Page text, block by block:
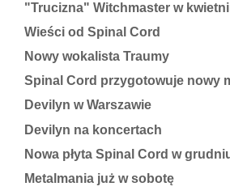
"Trucizna" Witchmaster w
Wieści od Spinal Cord
Nowy wokalista Traumy
Spinal Cord przygotowuje nowy
Devilyn w Warszawie
Devilyn na koncertach
Nowa płyta Spinal Cord w
Metalmania już w sobotę